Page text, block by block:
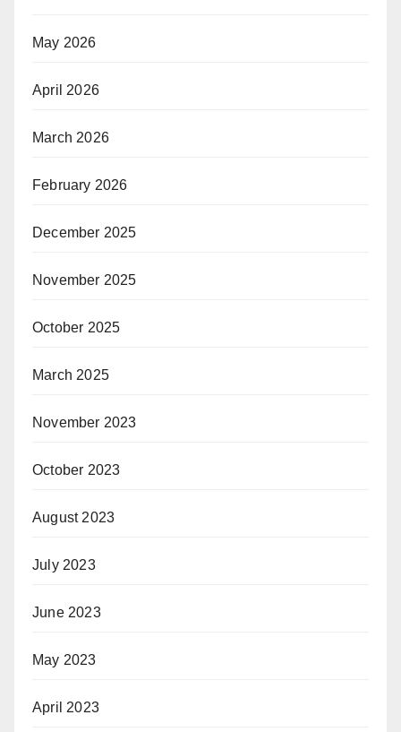
May 2026
April 2026
March 2026
February 2026
December 2025
November 2025
October 2025
March 2025
November 2023
October 2023
August 2023
July 2023
June 2023
May 2023
April 2023